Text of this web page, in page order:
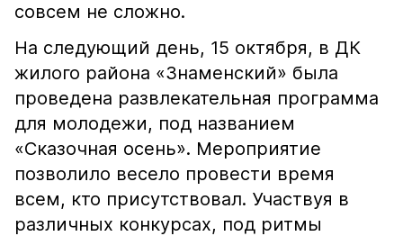
совсем не сложно.
На следующий день, 15 октября, в ДК
жилого района «Знаменский» была
проведена развлекательная программа
для молодежи, под названием
«Сказочная осень». Мероприятие
позволило весело провести время
всем, кто присутствовал. Участвуя в
различных конкурсах, под ритмы